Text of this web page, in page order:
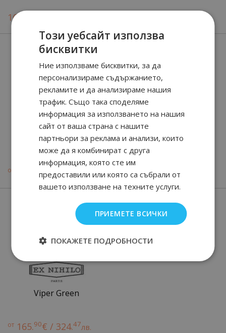
165.
Outcast Blue
от € / 324. 47 лв.
Rose Hubris
165. € / 324.
Viper Green
от 165.90€ / 324.47лв.
Този уебсайт използва
бисквитки
Ние използваме бисквитки, за да
персонализираме съдържанието,
рекламите и да анализираме нашия
трафик. Също така споделяме
информация за използването на нашия
сайт от ваша страна с нашите
партньори за реклама и анализи, които
може да я комбинират с друга
информация, която сте им
предоставили или която са събрали от
вашето използване на техните услуги.
ПРИЕМЕТЕ ВСИЧКИ
ПОКАЖЕТЕ ПОДРОБНОСТИ